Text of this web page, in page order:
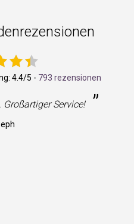
4.4/5 - 793 rezensionen
Service! ”